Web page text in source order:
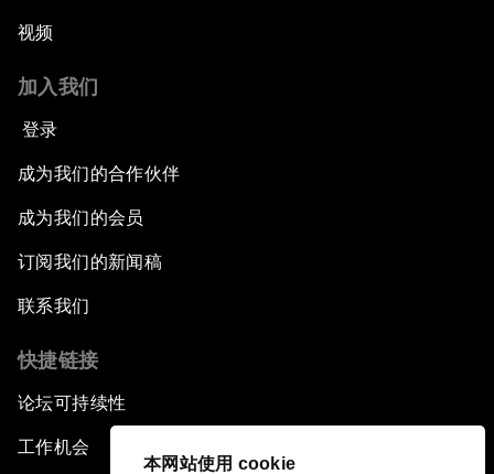
本网站使用 cookie
视频
加入我们
登录
成为我们的合作伙伴
成为我们的会员
订阅我们的新闻稿
联系我们
快捷链接
论坛可持续性
工作机会